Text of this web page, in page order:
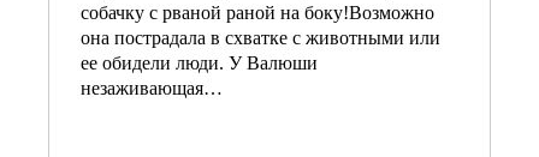
собачку с рваной раной на боку!Возможно
она пострадала в схватке с животными или
ее обидели люди. У Валюши
незаживающая…